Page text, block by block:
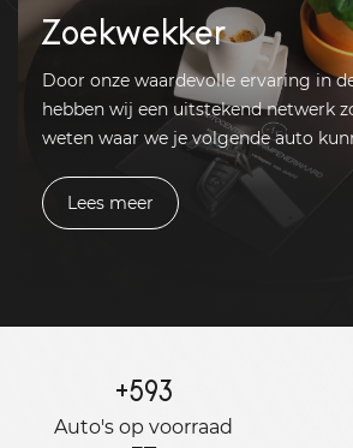
Zoekwekker
Door onze waardevolle ervaring in
hebben wij een uitstekend netwerk
weten waar we je volgende auto
Lees meer
+593
Auto's op voorraad